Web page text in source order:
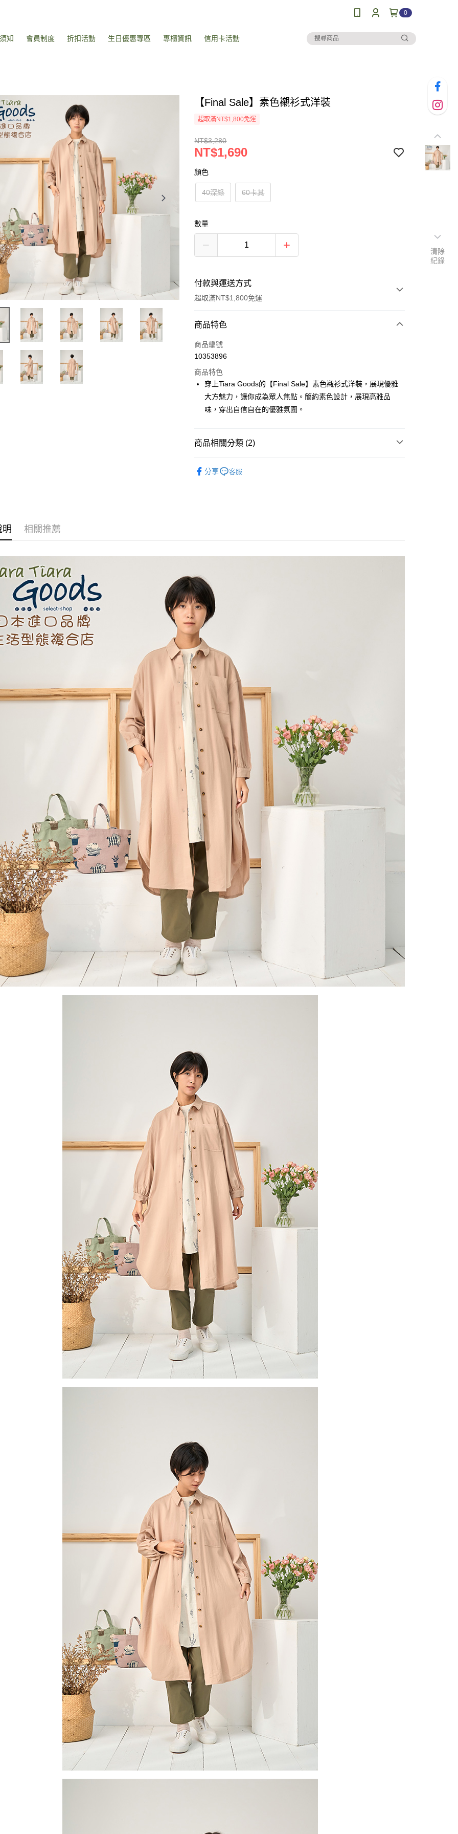
0
知 會員制度 折扣活動 生日優惠專區 專櫃資訊 信用卡活動
【Final Sale】素色襯衫式洋裝
超取滿NT$1,800免運
NT$3,280
NT$1,690
顏色
40深綠 60卡其
數量
付款與運送方式
超取滿NT$1,800免運
付款方式
信用卡一次付款
LINE Pay
Apple Pay
悠遊付
全盈+PAY
【「AFTEE先享後付」結帳流程】
１．於結帳方式選擇「AFTEE先享後付」後，將跳轉至「AFTEE先享後
付」結帳頁面，進行簡訊認證並確認金額後，即可完成結帳。
２．訂單成立數日內，您將收到繳費通知簡訊。
３．收到繳費通知簡訊後14天內，點擊此簡訊中的連結，可透過四大超商
／ATM／網路銀行／等多元方式進行付款，方視為交易完成。
※ 請注意：結帳手續完成當下不需立刻繳費，但若您需要取消訂單，請聯
絡購買商品的店家。未經商家同意取消之訂單仍視為有效，需透過AFTEE
先享後付繳納相關費用。
※ 交易是否成功請以「AFTEE先享後付 」之結帳頁面顯示為準，若有關於
是否繳費成功／繳費後需取消欲退款等相關疑問，請聯繫「AFTEE先享後
付客戶支援中心」
【注意事項】
１．透過由恩沛科技股份有限公司提供之「AFTEE先享後付」服務完成之
交易，需依本服務之必要範圍內提供個人資料，並將交易相關給付款項請
求債權轉讓予恩沛科技股份有限公司。
２．關於個人資料處理事宜，請瀏覽以下網址：
https://aftee.tw/terms/#terms3
３．未成年的使用者請事先徵得法定代理人或監護人之同意方可使用
「AFTEE先享後付」，若未經同意申辦者引起之損失，本公司不負相關責
任。
４．使用「AFTEE先享後付」時，將依據個別帳號之用戶狀況，依本公司
即時審查核予不同之上限額度；若仍有額度不足之情形，本公司將視審查
結果請求用戶進行身份認證。
５．嚴禁一人註冊多個帳號或使用他人資訊註冊。若發現惡意使用之情
形，恩沛科技股份有限公司將有權停止該用戶之使用額度並採取法律行
動。
運送方式
全家取貨付款
每筆NT$60，滿NT$1,800(含以上)免運費
付款後全家取貨
每筆NT$60，滿NT$1,800(含以上)免運費
7-11取貨付款
每筆NT$60，滿NT$2,000(含以上)免運費
付款後7-11取貨
每筆NT$60，滿NT$2,000(含以上)免運費
黑貓宅急便(包裹尺寸60cm以下)
每筆NT$100，滿NT$2,000(含以上)免運費
黑貓宅急便(包裹尺寸90cm以下)
每筆NT$140，滿NT$2,000(含以上)免運費
商品特色
商品編號
10353896
商品特色
穿上Tiara Goods的【Final Sale】素色襯衫式洋裝，展現優雅
大方魅力，讓你成為眾人焦點。簡約素色設計，展現高雅品
味，穿出自信自在的優雅氛圍。
商品相關分類 (2)
分享 客服
明 相關推薦
清除
紀錄